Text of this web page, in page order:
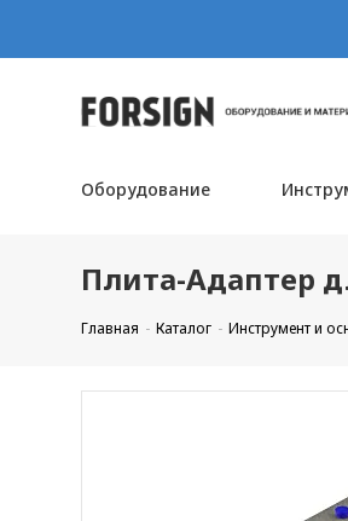
Оборудование
Плита-Адаптер
Главная Каталог Инструмент и